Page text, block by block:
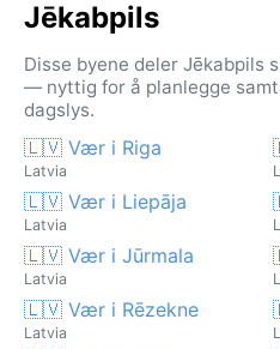
Jēkabpils
Disse byene deler Jēkabpils
— nyttig for å planlegge
dagslys.
🇱🇻 Vær i Riga
Latvia
🇱🇻 Vær i Liepāja
Latvia
🇱🇻 Vær i Jūrmala
Latvia
🇱🇻 Vær i Rēzekne
Latvia